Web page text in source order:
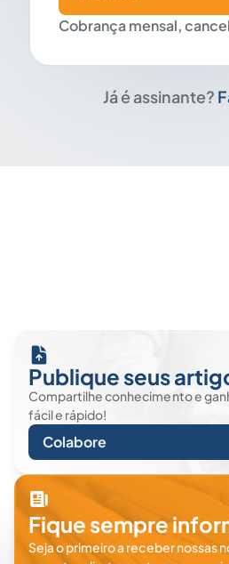
Cobrança mensal,
Já é assinante?
Publique seus
Compartilhe conhecimento e
fácil e rápido!
Colabore
Fique sempre
Seja o primeiro a receber nossas